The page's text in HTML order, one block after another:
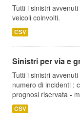
Tutti i sinistri
veicoli coinvolti.
CSV
Sinistri per via e
Tutti i sinistri
numero di incidenti :
prognosi riservata -
CSV